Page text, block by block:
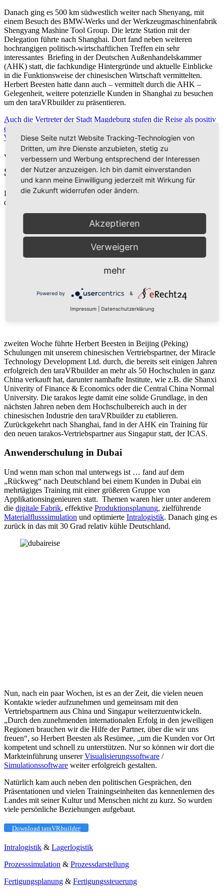
Danach ging es 500 km südwestlich weiter nach Shenyang, mit
einem Besuch des BMW-Werks und der Werkzeugmaschinenfabrik
Shengyang Mashine Tool Group. Die letzte Station mit der
Delegation führte nach Shanghai. Dort fand neben weiteren
hochrangigen politisch-wirtschaftlichen Treffen ein sehr
interessantes Briefing in der Deutschen Außenhandelskammer
(AHK) statt, die fachkundige Hintergründe und aktuelle Einblicke
in die Funktionsweise der chinesischen Wirtschaft vermittelten.
Herbert Beesten hatte dann auch – vermittelt durch die AHK –
Gelegenheit, weitere potenzielle Kunden in Shanghai zu besuchen
um den taraVRbuilder zu präsentieren.
Auch die Vertreter der Stadt Magdeburg stufen die Reise als positiv
ein und bestätigen eine erneute Verbesserung der
Wirtschaftsbeziehungen.
Vertriebspartner aus China und
Singapure geschult
In
der
zweiten Woche führte Herbert Beesten in Beijing (Peking)
Schulungen mit unserem chinesischen Vertriebspartner, der Miracle
Technology Development Ltd. durch, die bereits seit einigen Jahren
erfolgreich den taraVRbuilder an mehr als 50 Hochschulen in ganz
China verkauft hat, darunter namhafte Institute, wie z.B. die Shanxi
Univerity of Finance & Economics oder die Central China Normal
University. Die tarakos legte damit eine solide Grundlage, in den
nächsten Jahren neben dem Hochschulbereich auch in der
chinesischen Industrie den taraVRbuilder zu etablieren.
Zurückgekehrt nach Shanghai, fand in der AHK ein Training für
den neuen tarakos-Vertriebspartner aus Singapur statt, der ICAS.
Anwenderschulung in Dubai
Und wenn man schon mal unterwegs ist … fand auf dem
„Rückweg“ nach Deutschland bei einem Kunden in Dubai ein
mehrtägiges Training mit einer größeren Gruppe von
Applikationsingenieuren statt. Themen waren hier unter anderem
die digitale Fabrik, effektive Produktionsplanung, zielführende
Materialflusssimulation und optimierte Intralogistik. Danach ging es
zurück in das mit 30 Grad relativ kühle Deutschland.
Nun, nach ein paar Wochen, ist es an der Zeit, die vielen neuen
Kontakte wieder aufzunehmen und gemeinsam mit den
Vertriebspartnern aus China und Singapur weiterzuentwickeln.
„Durch den zunehmenden internationalen Erfolg in den jeweiligen
Regionen brauchen wir die Hilfe der Partner, über die wir uns
freuen“, so Herbert Beesten als Resümee, „um die Kunden vor Ort
kompetent und schnell zu unterstützen. Nur so können wir dort die
Markteinführung unsererVisualisierungssoftware /
Simulationssoftware weiter erfolgreich gestalten.
Natürlich kam auch neben den politischen Gesprächen, den
Präsentationen und vielen Trainingseinheiten das kennenlernen des
Landes mit seiner Kultur und Menschen nicht zu kurz. So wurden
viele persönliche Beziehungen aufgebaut.
Download taraVRbuilder
Intralogistik & Lagerlogistik
Prozesssimulation & Prozessdarstellung
Fertigungsplanung & Fertigungssteuerung
Diese Seite nutzt Website Tracking-Technologien von
Dritten, um ihre Dienste anzubieten, stetig zu
verbessern und Werbung entsprechend der Interessen
der Nutzer anzuzeigen. Ich bin damit einverstanden
und kann meine Einwilligung jederzeit mit Wirkung für
die Zukunft widerrufen oder ändern.
Akzeptieren
Verweigern
mehr
Powered by &
Impressum Datenschutzerklärung